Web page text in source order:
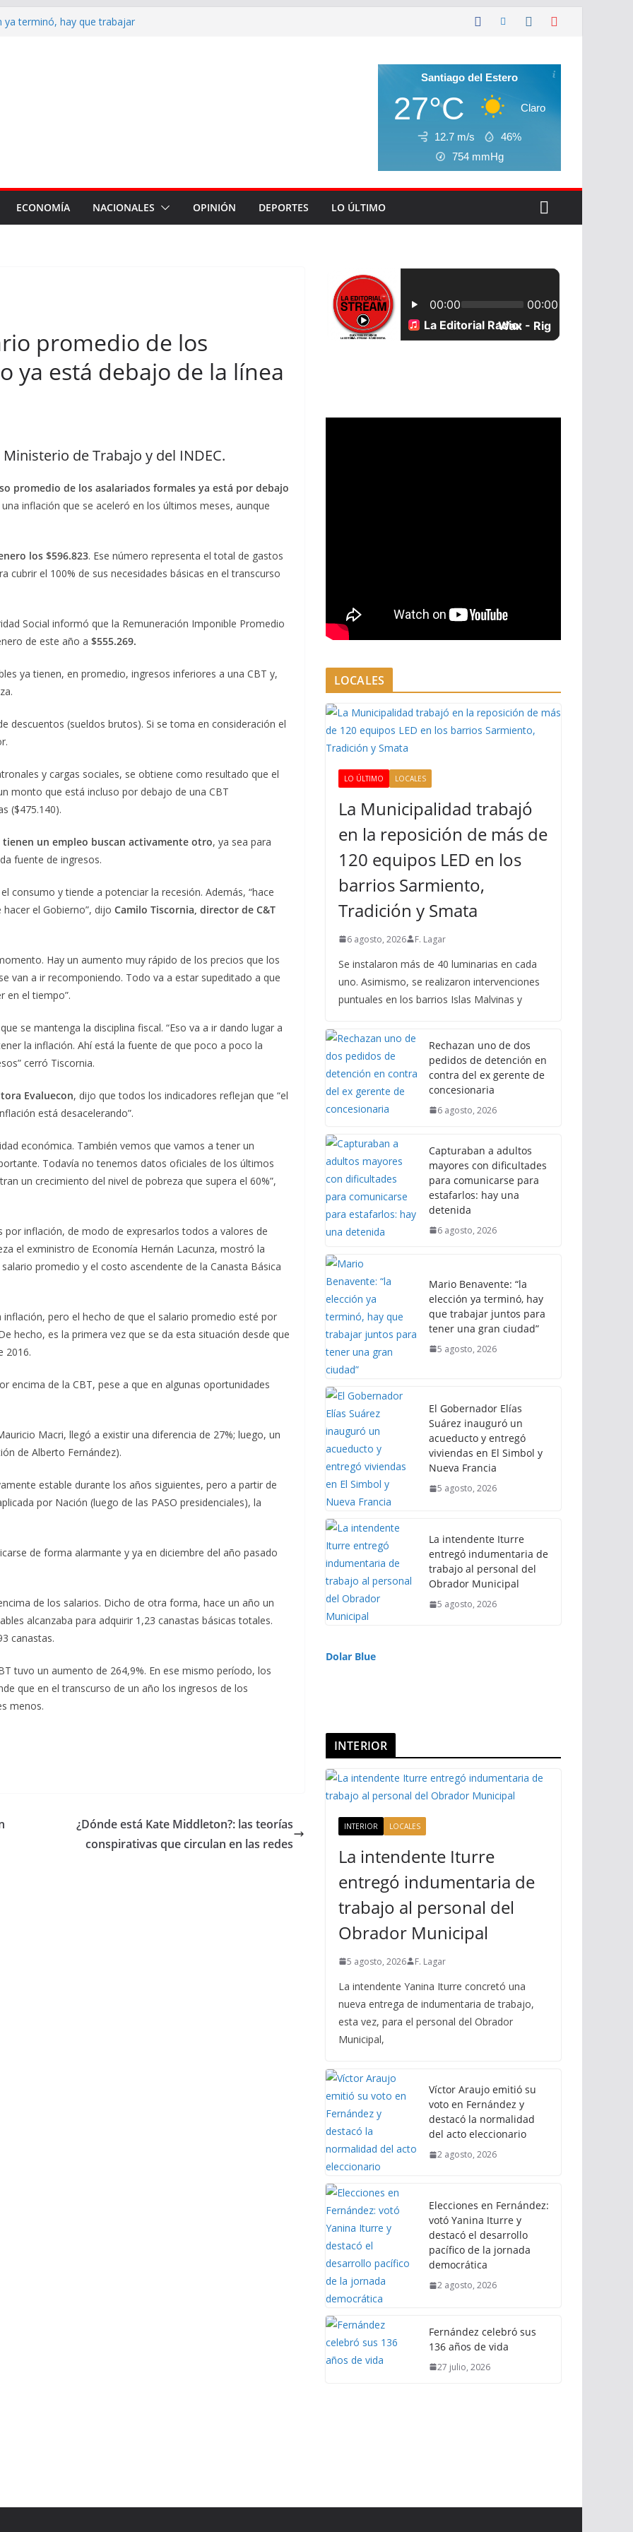
ya terminó, hay que trabajar
detención en contra del ex
con dificultades para
una detenida
derrota en el Senado, el
polémico del proyecto
Santiago del Estero
27°C Claro
12.7 m/s
46%
754 mmHg
ECONOMÍA NACIONALES OPINIÓN DEPORTES LO ÚLTIMO
promedio de los
ya está debajo de la línea
de Trabajo y del INDEC.
promedio de los asalariados formales ya está por debajo
inflación que se aceleró en los últimos meses, aunque
los $596.823. Ese número representa el total de gastos
cubrir el 100% de sus necesidades básicas en el transcurso
Social informó que la Remuneración Imponible Promedio
de este año a $555.269.
ya tienen, en promedio, ingresos inferiores a una CBT y,
descuentos (sueldos brutos). Si se toma en consideración el
y cargas sociales, se obtiene como resultado que el
monto que está incluso por debajo de una CBT
($475.140).
un empleo buscan activamente otro, ya sea para
fuente de ingresos.
consumo y tiende a potenciar la recesión. Además, “hace
el Gobierno”, dijo Camilo Tiscornia, director de C&T
Hay un aumento muy rápido de los precios que los
van a ir recomponiendo. Todo va a estar supeditado a que
en el tiempo”.
se mantenga la disciplina fiscal. “Eso va a ir dando lugar a
la inflación. Ahí está la fuente de que poco a poco la
cerró Tiscornia.
Evaluecon, dijo que todos los indicadores reflejan que “el
está desacelerando”.
económica. También vemos que vamos a tener un
Todavía no tenemos datos oficiales de los últimos
un crecimiento del nivel de pobreza que supera el 60%”,
inflación, de modo de expresarlos todos a valores de
el exministro de Economía Hernán Lacunza, mostró la
promedio y el costo ascendente de la Canasta Básica
pero el hecho de que el salario promedio esté por
hecho, es la primera vez que se da esta situación desde que
2016.
encima de la CBT, pese a que en algunas oportunidades
Macri, llegó a existir una diferencia de 27%; luego, un
de Alberto Fernández).
estable durante los años siguientes, pero a partir de
por Nación (luego de las PASO presidenciales), la
de forma alarmante y ya en diciembre del año pasado
de los salarios. Dicho de otra forma, hace un año un
alcanzaba para adquirir 1,23 canastas básicas totales.
canastas.
tuvo un aumento de 264,9%. En ese mismo período, los
que en el transcurso de un año los ingresos de los
menos.
¿Dónde está Kate Middleton?: las teorías
conspirativas que circulan en las redes
LOCALES
LO ÚLTIMO LOCALES
La Municipalidad trabajó
en la reposición de más de
120 equipos LED en los
barrios Sarmiento,
Tradición y Smata
6 agosto, 2026 F. Lagar
Se instalaron más de 40 luminarias en cada
uno. Asimismo, se realizaron intervenciones
puntuales en los barrios Islas Malvinas y
Rechazan uno de dos
pedidos de detención en
contra del ex gerente de
concesionaria
6 agosto, 2026
Capturaban a adultos
mayores con dificultades
para comunicarse para
estafarlos: hay una
detenida
6 agosto, 2026
Mario Benavente: “la
elección ya terminó, hay
que trabajar juntos para
tener una gran ciudad”
5 agosto, 2026
El Gobernador Elías
Suárez inauguró un
acueducto y entregó
viviendas en El Simbol y
Nueva Francia
5 agosto, 2026
La intendente Iturre
entregó indumentaria de
trabajo al personal del
Obrador Municipal
5 agosto, 2026
Dolar Blue
INTERIOR
INTERIOR LOCALES
La intendente Iturre
entregó indumentaria de
trabajo al personal del
Obrador Municipal
5 agosto, 2026 F. Lagar
La intendente Yanina Iturre concretó una
nueva entrega de indumentaria de trabajo,
esta vez, para el personal del Obrador
Municipal,
Víctor Araujo emitió su
voto en Fernández y
destacó la normalidad
del acto eleccionario
2 agosto, 2026
Elecciones en Fernández:
votó Yanina Iturre y
destacó el desarrollo
pacífico de la jornada
democrática
2 agosto, 2026
Fernández celebró sus
136 años de vida
27 julio, 2026